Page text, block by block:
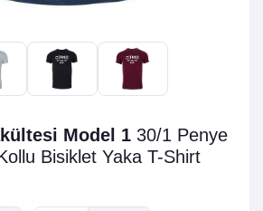
Model 1 30/1 Penye
Bisiklet Yaka T-Shirt